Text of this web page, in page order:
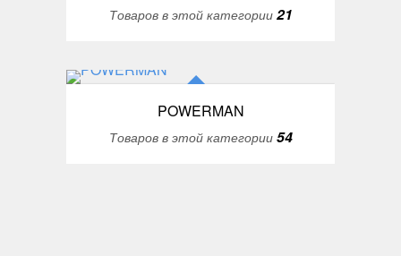
Товаров в этой категории 21
POWERMAN
Товаров в этой категории 54